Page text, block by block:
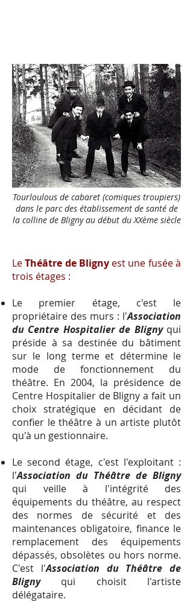
Tourloulous de cabaret (comiques troupiers)
dans le parc des établissement de santé de
la colline de Bligny au début du XXème siècle
LeThéâtre de Bligny est une fusée à
trois étages :
Le premier étage, c'est le
propriétaire des murs : l'Association
du Centre Hospitalier de Blignyqui
préside à sa destinée du bâtiment
sur le long terme et détermine le
mode de fonctionnement du
théâtre. En 2004, la présidence de
Centre Hospitalier de Bligny a fait un
choix stratégique en décidant de
confier le théâtre à un artiste plutôt
qu'à un gestionnaire.
Le second étage, c'est l'exploitant:
l'Association du Théâtre de Bligny
qui veille à l'intégrité des
équipements du théâtre, au respect
des normes de sécurité et des
maintenances obligatoire, finance le
remplacement des équipements
dépassés, obsolètes ou hors norme.
C'est l'Association du Théâtre de
Blignyqui choisit l'artiste
délégataire.